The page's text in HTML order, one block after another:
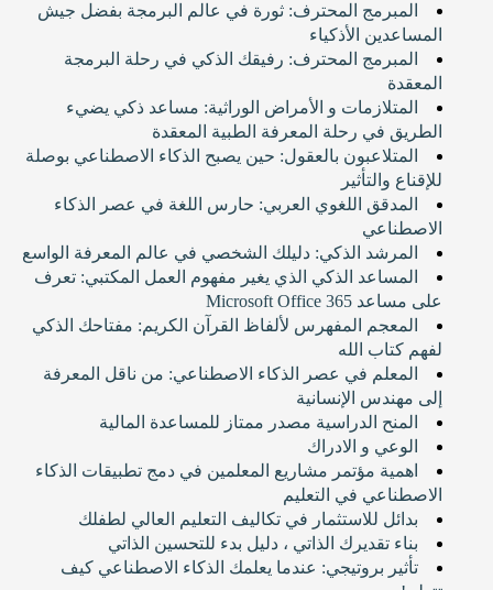
المبرمج المحترف: ثورة في عالم البرمجة بفضل جيش
المساعدين الأذكياء
المبرمج المحترف: رفيقك الذكي في رحلة البرمجة
المعقدة
المتلازمات و الأمراض الوراثية: مساعد ذكي يضيء
الطريق في رحلة المعرفة الطبية المعقدة
المتلاعبون بالعقول: حين يصبح الذكاء الاصطناعي بوصلة
للإقناع والتأثير
المدقق اللغوي العربي: حارس اللغة في عصر الذكاء
الاصطناعي
المرشد الذكي: دليلك الشخصي في عالم المعرفة الواسع
المساعد الذكي الذي يغير مفهوم العمل المكتبي: تعرف
على مساعد Microsoft Office 365
المعجم المفهرس لألفاظ القرآن الكريم: مفتاحك الذكي
لفهم كتاب الله
المعلم في عصر الذكاء الاصطناعي: من ناقل المعرفة
إلى مهندس الإنسانية
المنح الدراسية مصدر ممتاز للمساعدة المالية
الوعي و الادراك
اهمية مؤتمر مشاريع المعلمين في دمج تطبيقات الذكاء
الاصطناعي في التعليم
بدائل للاستثمار في تكاليف التعليم العالي لطفلك
بناء تقديرك الذاتي ، دليل بدء للتحسين الذاتي
تأثير بروتيجي: عندما يعلمك الذكاء الاصطناعي كيف